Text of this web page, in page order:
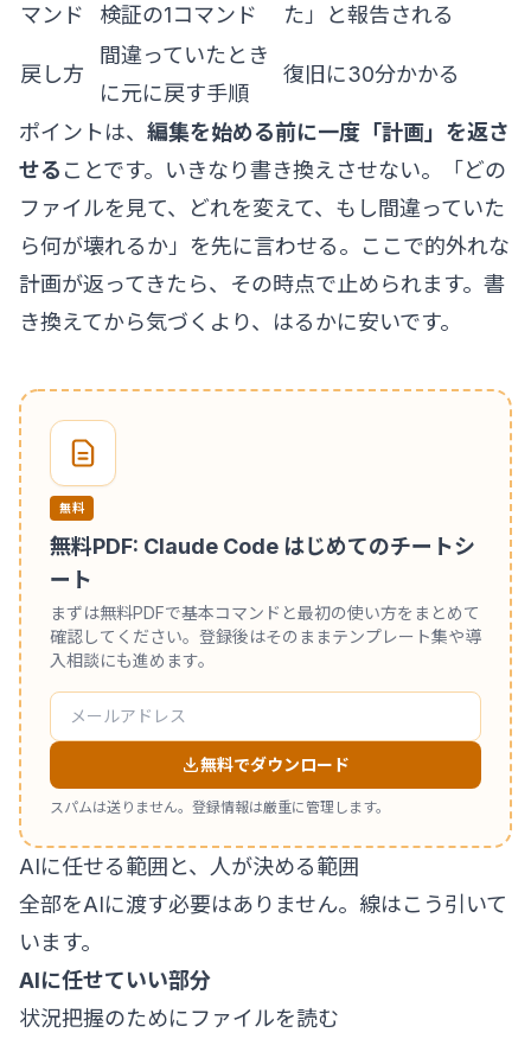
マンド
検証の1コマンド
た」と報告される
戻し方
間違っていたとき
に元に戻す手順
復旧に30分かかる
ポイントは、 編集を始める前に一度「計画」を返さ
せる ことです。いきなり書き換えさせない。「どの
ファイルを見て、どれを変えて、もし間違っていた
ら何が壊れるか」を先に言わせる。ここで的外れな
計画が返ってきたら、その時点で止められます。書
き換えてから気づくより、はるかに安いです。
無料
無料PDF: Claude Code はじめてのチートシ
ート
まずは無料PDFで基本コマンドと最初の使い方をまとめて
確認してください。登録後はそのままテンプレート集や導
入相談にも進めます。
無料でダウンロード
スパムは送りません。登録情報は厳重に管理します。
AIに任せる範囲と、人が決める範囲
全部をAIに渡す必要はありません。線はこう引いて
います。
AIに任せていい部分
状況把握のためにファイルを読む